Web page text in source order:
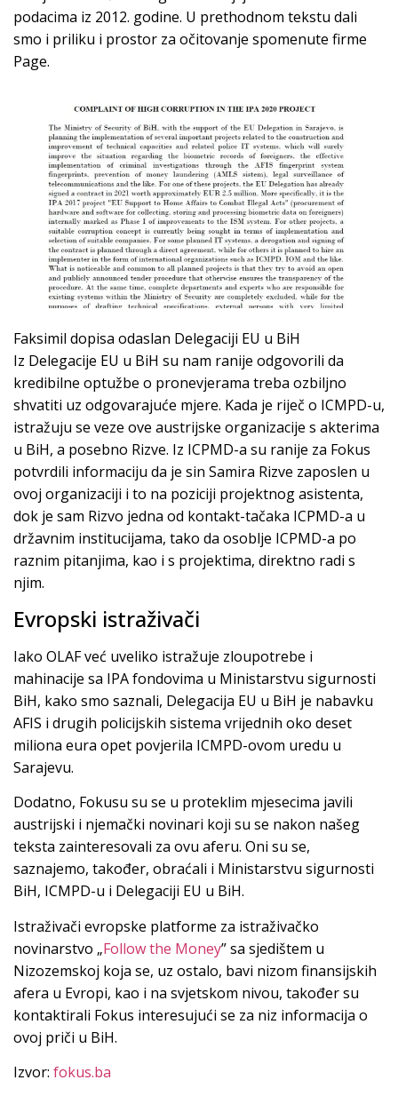
podacima iz 2012. godine. U prethodnom tekstu dali
smo i priliku i prostor za očitovanje spomenute firme
Page.
Faksimil dopisa odaslan Delegaciji EU u BiH
Iz Delegacije EU u BiH su nam ranije odgovorili da
kredibilne optužbe o pronevjerama treba ozbiljno
shvatiti uz odgovarajuće mjere. Kada je riječ o ICMPD-u,
istražuju se veze ove austrijske organizacije s akterima
u BiH, a posebno Rizve. Iz ICPMD-a su ranije za Fokus
potvrdili informaciju da je sin Samira Rizve zaposlen u
ovoj organizaciji i to na poziciji projektnog asistenta,
dok je sam Rizvo jedna od kontakt-tačaka ICPMD-a u
državnim institucijama, tako da osoblje ICPMD-a po
raznim pitanjima, kao i s projektima, direktno radi s
njim.
Evropski istraživači
Iako OLAF već uveliko istražuje zloupotrebe i
mahinacije sa IPA fondovima u Ministarstvu sigurnosti
BiH, kako smo saznali, Delegacija EU u BiH je nabavku
AFIS i drugih policijskih sistema vrijednih oko deset
miliona eura opet povjerila ICMPD-ovom uredu u
Sarajevu.
Dodatno, Fokusu su se u proteklim mjesecima javili
austrijski i njemački novinari koji su se nakon našeg
teksta zainteresovali za ovu aferu. Oni su se,
saznajemo, također, obraćali i Ministarstvu sigurnosti
BiH, ICMPD-u i Delegaciji EU u BiH.
Istraživači evropske platforme za istraživačko
novinarstvo „Follow the Money” sa sjedištem u
Nizozemskoj koja se, uz ostalo, bavi nizom finansijskih
afera u Evropi, kao i na svjetskom nivou, također su
kontaktirali Fokus interesujući se za niz informacija o
ovoj priči u BiH.
Izvor: fokus.ba